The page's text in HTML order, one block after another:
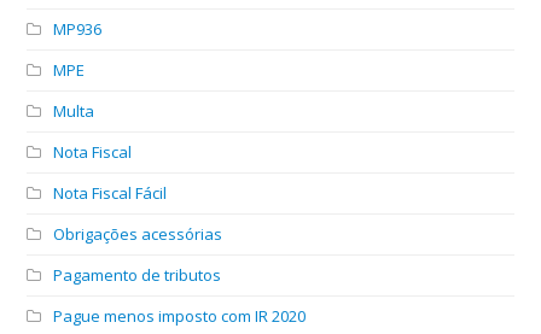
MP936
MPE
Multa
Nota Fiscal
Nota Fiscal Fácil
Obrigações acessórias
Pagamento de tributos
Pague menos imposto com IR 2020